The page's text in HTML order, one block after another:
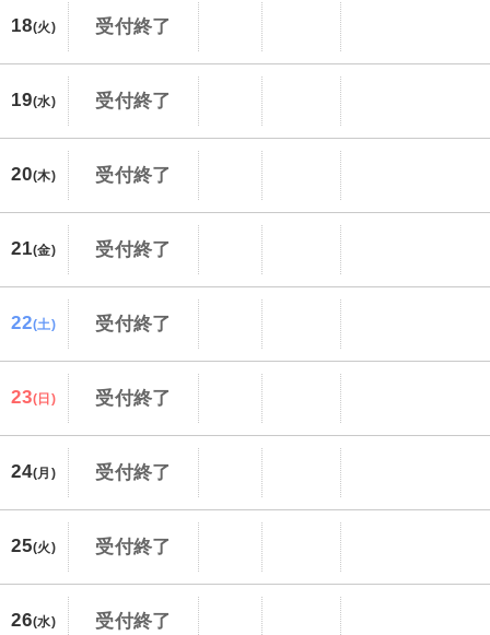
18(火) 受付終了
19(水) 受付終了
20(木) 受付終了
21(金) 受付終了
22(土) 受付終了
23(日) 受付終了
24(月) 受付終了
25(火) 受付終了
26(水) 受付終了